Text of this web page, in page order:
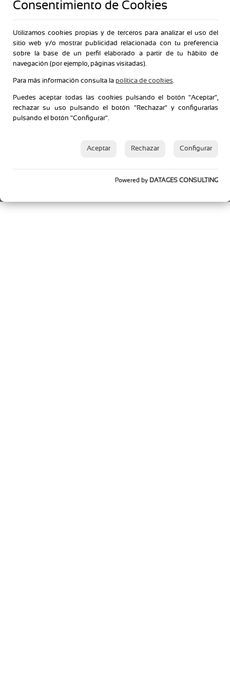
Consentimiento de Cookies
Utilizamos cookies propias y de terceros para analizar el uso del
sitio web y/o mostrar publicidad relacionada con tu preferencia
sobre la base de un perfil elaborado a partir de tu hábito de
navegación (por ejemplo, páginas visitadas).
Para más información consulta la política de cookies.
Puedes aceptar todas las cookies pulsando el botón "Aceptar",
rechazar su uso pulsando el botón "Rechazar" y configurarlas
pulsando el botón "Configurar".
Aceptar Rechazar Configurar
Powered by DATAGES CONSULTING